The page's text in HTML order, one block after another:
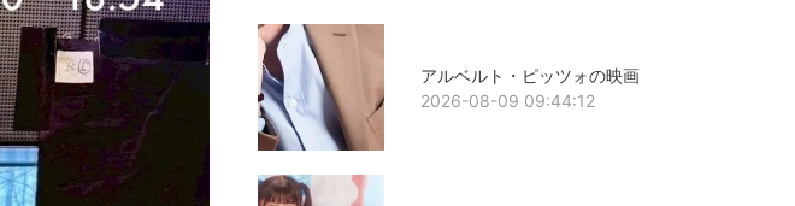
アルベルト・ピッツォの映画
2026-08-09 09:44:12